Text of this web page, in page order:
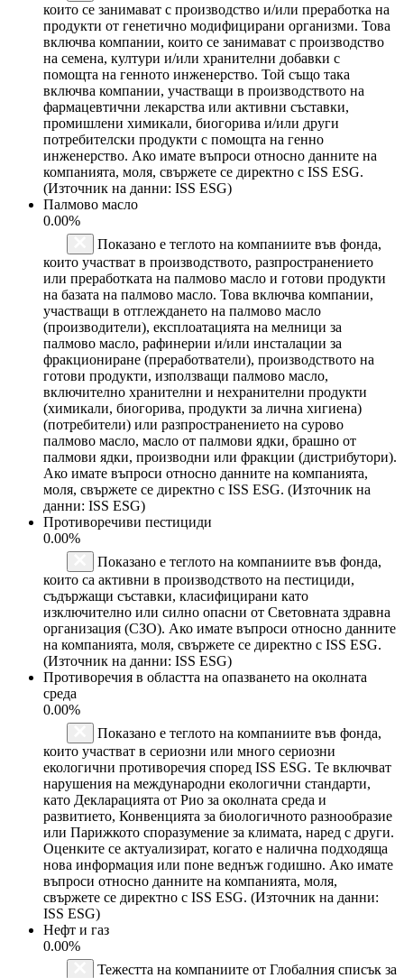
които се занимават с производство и/или преработка на
продукти от генетично модифицирани организми. Това
включва компании, които се занимават с производство
на семена, култури и/или хранителни добавки с
помощта на генното инженерство. Той също така
включва компании, участващи в производството на
фармацевтични лекарства или активни съставки,
промишлени химикали, биогорива и/или други
потребителски продукти с помощта на генно
инженерство. Ако имате въпроси относно данните на
компанията, моля, свържете се директно с ISS ESG.
(Източник на данни: ISS ESG)
Палмово масло
0.00%
Показано е теглото на компаниите във фонда,
които участват в производството, разпространението
или преработката на палмово масло и готови продукти
на базата на палмово масло. Това включва компании,
участващи в отглеждането на палмово масло
(производители), експлоатацията на мелници за
палмово масло, рафинерии и/или инсталации за
фракциониране (преработватели), производството на
готови продукти, използващи палмово масло,
включително хранителни и нехранителни продукти
(химикали, биогорива, продукти за лична хигиена)
(потребители) или разпространението на сурово
палмово масло, масло от палмови ядки, брашно от
палмови ядки, производни или фракции (дистрибутори).
Ако имате въпроси относно данните на компанията,
моля, свържете се директно с ISS ESG. (Източник на
данни: ISS ESG)
Противоречиви пестициди
0.00%
Показано е теглото на компаниите във фонда,
които са активни в производството на пестициди,
съдържащи съставки, класифицирани като
изключително или силно опасни от Световната здравна
организация (СЗО). Ако имате въпроси относно данните
на компанията, моля, свържете се директно с ISS ESG.
(Източник на данни: ISS ESG)
Противоречия в областта на опазването на околната
среда
0.00%
Показано е теглото на компаниите във фонда,
които участват в сериозни или много сериозни
екологични противоречия според ISS ESG. Те включват
нарушения на международни екологични стандарти,
като Декларацията от Рио за околната среда и
развитието, Конвенцията за биологичното разнообразие
или Парижкото споразумение за климата, наред с други.
Оценките се актуализират, когато е налична подходяща
нова информация или поне веднъж годишно. Ако имате
въпроси относно данните на компанията, моля,
свържете се директно с ISS ESG. (Източник на данни:
ISS ESG)
Нефт и газ
0.00%
Тежестта на компаниите от Глобалния списък за